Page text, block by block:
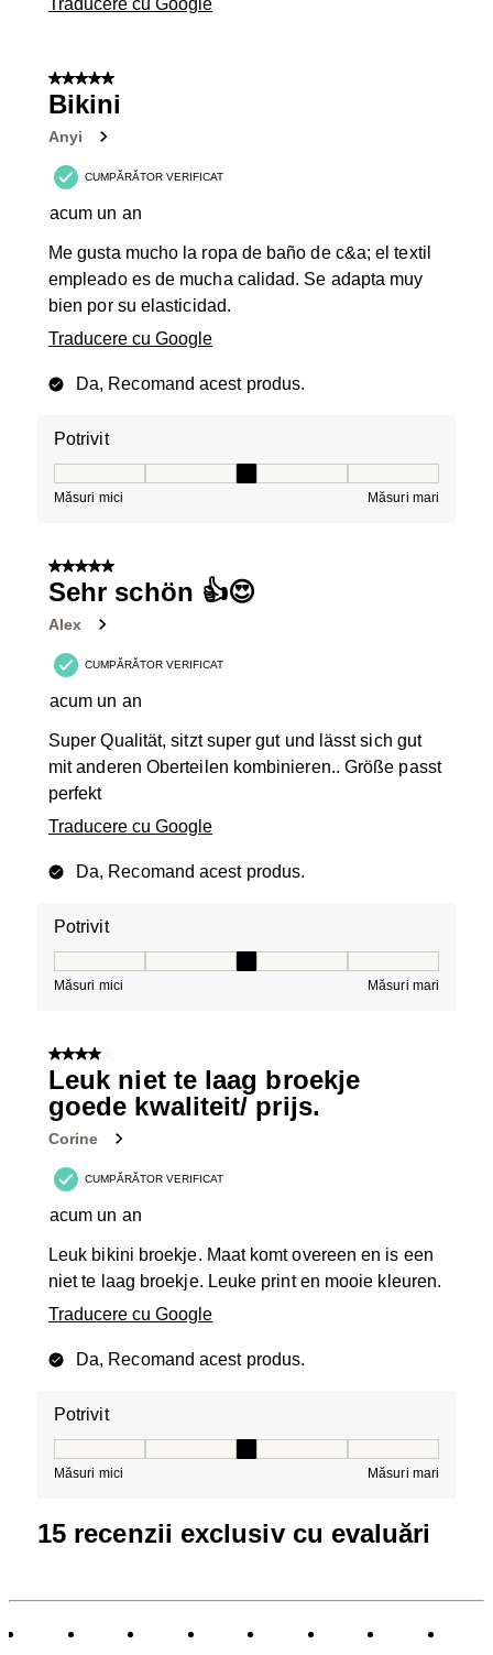
Traducere cu Google
5 din 5 stele.
Bikini
Anyi
CUMPĂRĂTOR VERIFICAT
acum un an
Me gusta mucho la ropa de baño de c&a; el textil
empleado es de mucha calidad. Se adapta muy
bien por su elasticidad.
Traducere cu Google
Da, Recomand acest produs.
Potrivit
Măsuri mici Măsuri mari
5 din 5 stele.
Sehr schön 👍😍
Alex
CUMPĂRĂTOR VERIFICAT
acum un an
Super Qualität, sitzt super gut und lässt sich gut
mit anderen Oberteilen kombinieren.. Größe passt
perfekt
Traducere cu Google
Da, Recomand acest produs.
Potrivit
Măsuri mici Măsuri mari
4 din 5 stele.
Leuk niet te laag broekje
goede kwaliteit/ prijs.
Corine
CUMPĂRĂTOR VERIFICAT
acum un an
Leuk bikini broekje. Maat komt overeen en is een
niet te laag broekje. Leuke print en mooie kleuren.
Traducere cu Google
Da, Recomand acest produs.
Potrivit
Măsuri mici Măsuri mari
15 recenzii exclusiv cu evaluări